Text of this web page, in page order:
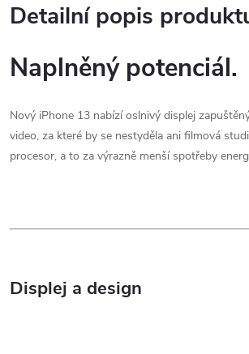
Detailní popis
Naplněný potenciál.
Nový iPhone 13 nabízí oslnivý displej
video, za které by se nestyděla ani filmová
procesor, a to za výrazně menší spotřeby
Displej a design